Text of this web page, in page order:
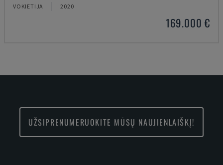
VOKIETIJA 2020
169.000 €
UŽSIPRENUMERUOKITE MŪSŲ NAUJIENLAIŠKĮ!